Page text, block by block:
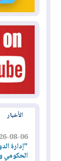
الأخبار
08-06
"إدارة
الحكومي